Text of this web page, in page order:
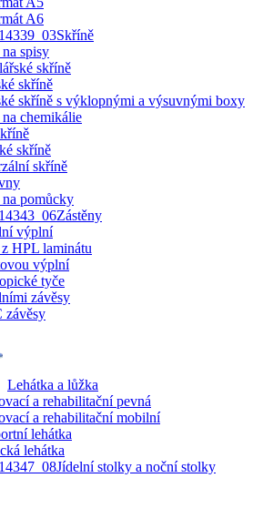
A6
Skříně
spisy
skříně
skříně
skříně s výklopnými a výsuvnými boxy
chemikálie
skříně
skříně
na pomůcky
Zástěny
výplní
HPL laminátu
výplní
tyče
závěsy
závěsy
Lehátka a lůžka
a rehabilitační pevná
a rehabilitační mobilní
lehátka
lehátka
Jídelní stolky a noční stolky